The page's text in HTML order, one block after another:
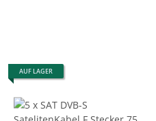
AUF LAGER